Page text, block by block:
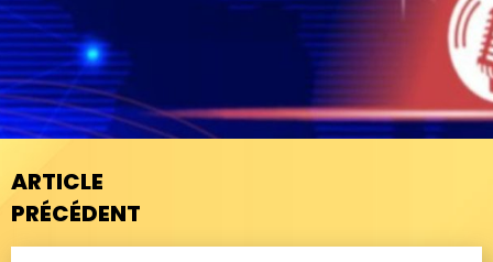
ARTICLE
PRÉCÉDENT